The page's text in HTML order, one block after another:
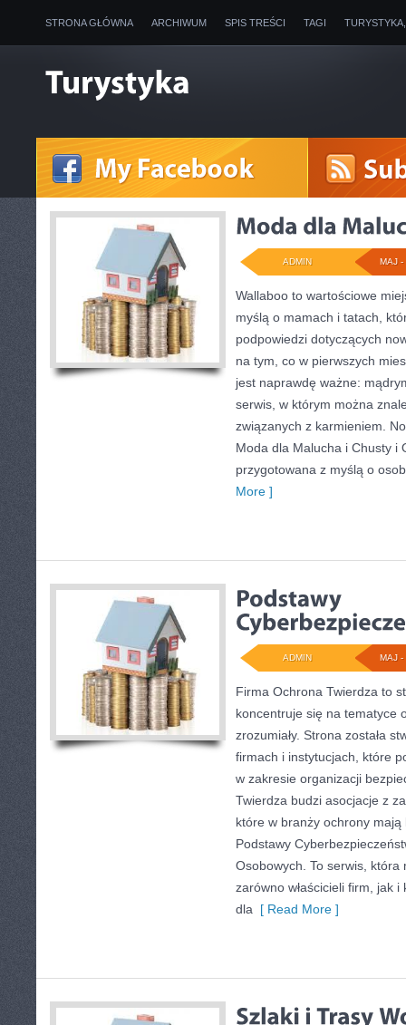
STRONA GŁÓWNA ARCHIWUM SPIS TREŚCI TAGI
MAJ -
ADMIN
Wallaboo to wartościowe
myślą o mamach i tatach,
podpowiedzi dotyczących
na tym, co w pierwszych
jest naprawdę ważne:
serwis, w którym można
związanych z karmieniem.
Moda dla Malucha i Chusty i
przygotowana z myślą o
More ]
MAJ -
ADMIN
Firma Ochrona Twierdza to
koncentruje się na tematyce
zrozumiały. Strona została
firmach i instytucjach, które
w zakresie organizacji
Twierdza budzi asocjacje z
które w branży ochrony
Podstawy
Osobowych. To serwis, która
zarówno właścicieli firm, jak
dla [ Read More ]